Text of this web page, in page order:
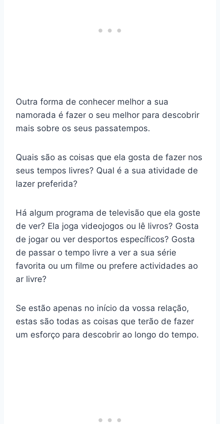
Outra forma de conhecer melhor a sua
namorada é fazer o seu melhor para descobrir
mais sobre os seus passatempos.
Quais são as coisas que ela gosta de fazer nos
seus tempos livres? Qual é a sua atividade de
lazer preferida?
Há algum programa de televisão que ela goste
de ver? Ela joga videojogos ou lê livros? Gosta
de jogar ou ver desportos específicos? Gosta
de passar o tempo livre a ver a sua série
favorita ou um filme ou prefere actividades ao
ar livre?
Se estão apenas no início da vossa relação,
estas são todas as coisas que terão de fazer
um esforço para descobrir ao longo do tempo.